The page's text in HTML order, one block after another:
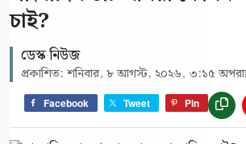
চাই?
ডেস্ক নিউজ
প্রকাশিত: শনিবার, ৮ আগস্ট, ২০২৬, ৩:১৫
Facebook Tweet Pin